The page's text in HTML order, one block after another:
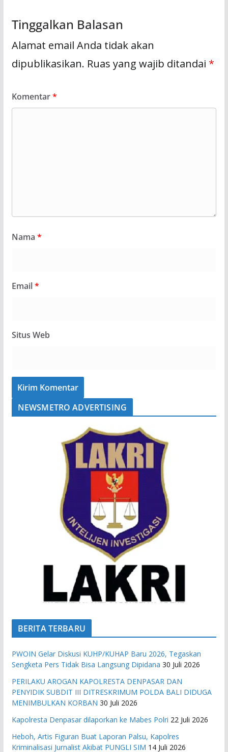
Tinggalkan Balasan
Alamat email Anda tidak akan
dipublikasikan. Ruas yang wajib ditandai *
Komentar*
Nama *
Email*
Situs Web
NEWSMETRO ADVERTISING
BERITA TERBARU
PWOIN Gelar Diskusi KUHP/KUHAP Baru 2026, Tegaskan
Sengketa Pers Tidak Bisa Langsung Dipidana 30 Juli 2026
PERILAKU AROGAN KAPOLRESTA DENPASAR DAN
PENYIDIK SUBDIT III DITRESKRIMUM POLDA BALI DIDUGA
MENIMBULKAN KORBAN 30 Juli 2026
Kapolresta Denpasar dilaporkan ke Mabes Polri 22 Juli 2026
Heboh, Artis Figuran Buat Laporan Palsu, Kapolres
Kriminalisasi Jurnalist Akibat PUNGLI SIM 14 Juli 2026